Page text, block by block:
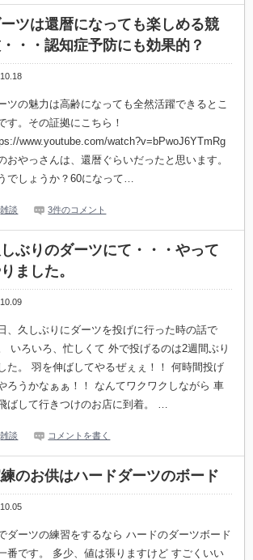
ツは還暦になっても楽しめる競
・・認知症予防にも効果的？
10.18
ツの魅力は高齢になっても全然活躍できるとこ
す。その証拠にこちら！
www.youtube.com/watch?v=bPwoJ6YTmRg
おやっさんは、還暦ぐらいだったと思います。
でしょうか？60になって…
雑談 3件のコメント
ぶりのダーツにて・・・やって
ました。
10.09
、久しぶりにダーツを投げに行った時の話で
いろいろ、忙しくて 外で投げるのは2週間ぶり
た。 羽を伸ばしてやるぜぇぇ！！ 何時間投げ
ろうかなぁぁ！！ なんてワクワクしながら 車
ばして行きつけのお店に到着。 …
雑談 コメントを書く
のお供はハードダーツのボード
10.05
ダーツの練習をするなら ハードのダーツボード
番です。 多少、値は張りますけど すごくいい